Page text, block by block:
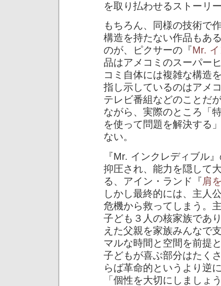
を取り払わせるストーリ
もちろん、同様の技術で
構造を持たない作品もあ
のが、ピクサーの『Mr.
品はアメコミのスーパー
コミ自体には複雑な構造
指し示しているのはアメ
テレビ番組などのことだ
ながら、実際のところ「
を使って問題を解決する
ない。
『Mr. インクレディブル
抑圧され、能力を隠して
る、アイン・ランド『肩
しかし最終的には、主人
危機から救ってしまう。
子ども３人の核家族であ
えた父親を家族みんなで
マルな時間と空間を前提
子どもが喜ぶ部分はたく
らば革命的というより逆
「個性を大切にしましょ